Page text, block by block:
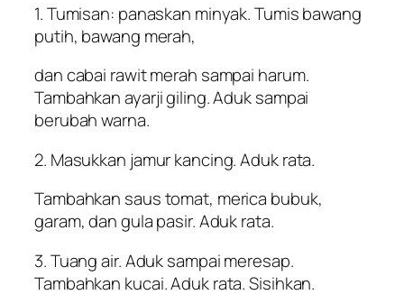
1. Tumisan: panaskan minyak. Tumis bawang
putih, bawang merah,
dan cabai rawit merah sampai harum.
Tambahkan ayarji giling. Aduk sampai
berubah warna.
2. Masukkan jamur kancing. Aduk rata.
Tambahkan saus tomat, merica bubuk,
garam, dan gula pasir. Aduk rata.
3. Tuang air. Aduk sampai meresap.
Tambahkan kucai. Aduk rata. Sisihkan.